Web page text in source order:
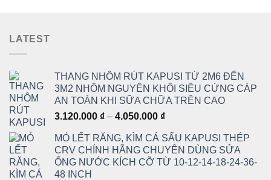
LATEST
THANG NHÔM RÚT KAPUSI TỪ 2M6 ĐẾN
3M2 NHÔM NGUYÊN KHỐI SIÊU CỨNG CÁP
AN TOÀN KHI SỮA CHỮA TRÊN CAO
3.120.000 ₫ – 4.050.000 ₫Khoảng
từ
3.120.000 ₫
đến
MỎ LẾT RĂNG, KÌM CÁ SẤU KAPUSI THÉP
CRV CHÍNH HÃNG CHUYÊN DÙNG SỬA
ỐNG NƯỚC KÍCH CỠ TỪ 10-12-14-18-24-36-
48 INCH